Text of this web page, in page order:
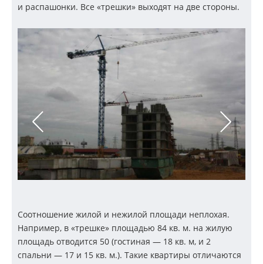
и распашонки. Все «трешки» выходят на две стороны.
Соотношение жилой и нежилой площади неплохая.
Например, в «трешке» площадью 84 кв. м. на жилую
площадь отводится 50 (гостиная — 18 кв. м, и 2
спальни — 17 и 15 кв. м.). Такие квартиры отличаются